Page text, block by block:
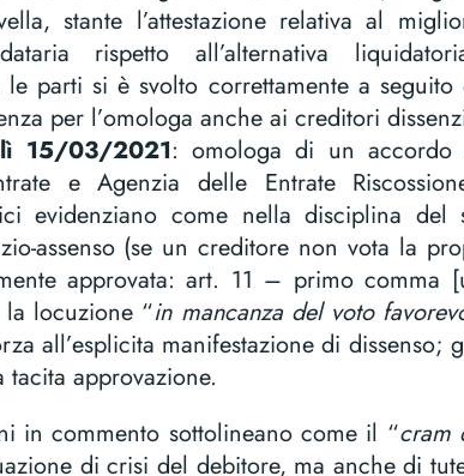
stante l’attestazione relativa al
rispetto all’alternativa
parti si è svolto correttamente a
per l’omologa anche ai creditori
15/03/2021: omologa di un accordo
e Agenzia delle Entrate
evidenziano come nella disciplina del
assenso (se un creditore non vota la
approvata: art. 11 – primo
locuzione “in mancanza del voto
all’esplicita manifestazione di dissenso;
approvazione.
in commento sottolineano come il “cram
di crisi del debitore, ma anche di